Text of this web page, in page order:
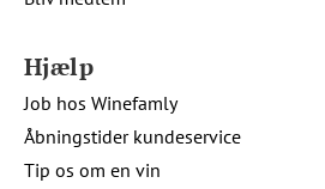
Hjælp
Job hos Winefamly
Åbningstider kundeservice
Tip os om en vin